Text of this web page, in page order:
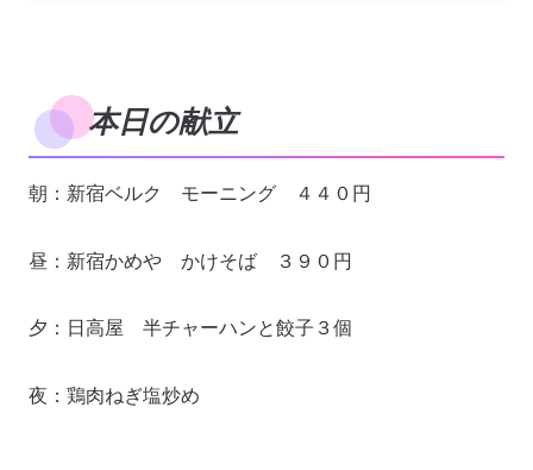
本日の献立
朝：新宿ベルク モーニング ４４０円
昼：新宿かめや かけそば ３９０円
夕：日高屋 半チャーハンと餃子３個
夜：鶏肉ねぎ塩炒め